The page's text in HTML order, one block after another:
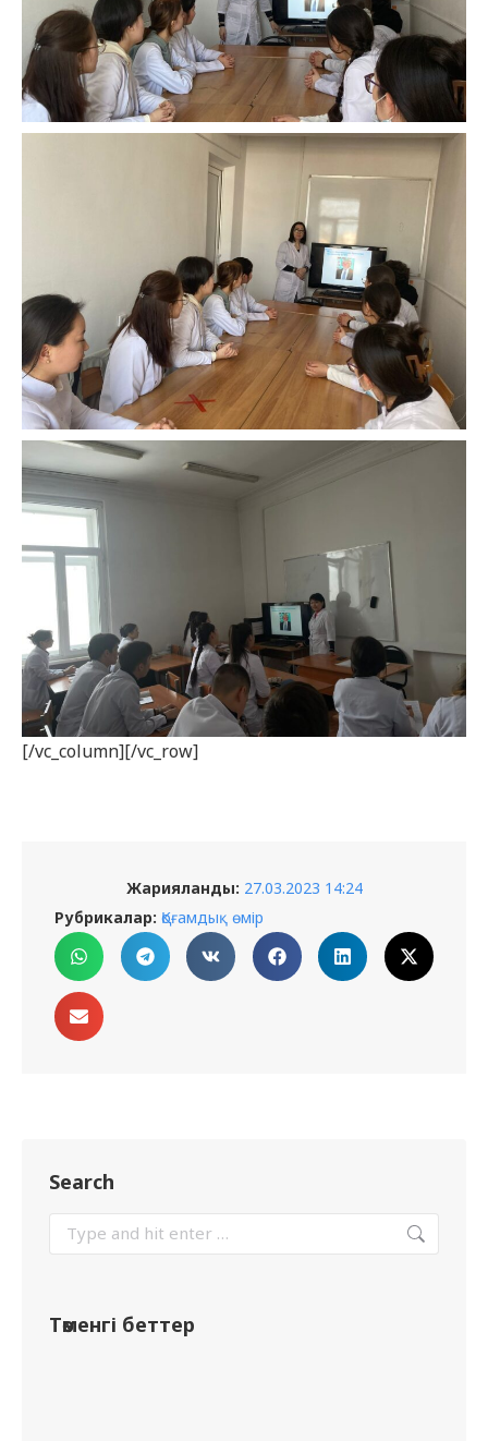
[/vc_column][/vc_row]
Жарияланды: 27.03.2023 14:24
Рубрикалар: Қоғамдық өмір
Search
Төменгі беттер